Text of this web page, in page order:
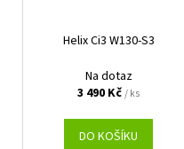
Helix Ci3 W130-S3
Na dotaz
3 490 Kč/ ks
DO KOŠÍKU